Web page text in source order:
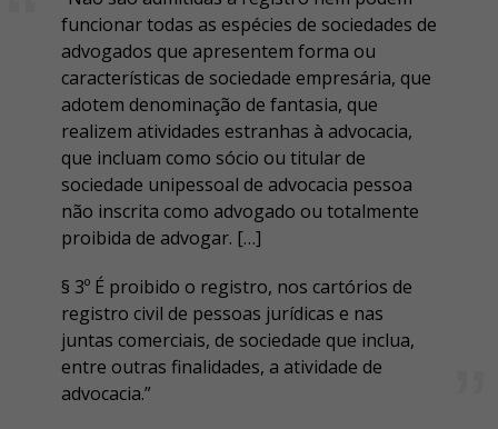
funcionar todas as espécies de sociedades de
advogados que apresentem forma ou
características de sociedade empresária, que
adotem denominação de fantasia, que
realizem atividades estranhas à advocacia,
que incluam como sócio ou titular de
sociedade unipessoal de advocacia pessoa
não inscrita como advogado ou totalmente
proibida de advogar. […]
§ 3º É proibido o registro, nos cartórios de
registro civil de pessoas jurídicas e nas
juntas comerciais, de sociedade que inclua,
entre outras finalidades, a atividade de
advocacia.”